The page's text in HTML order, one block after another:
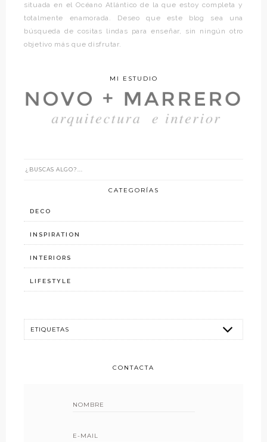
situada en el Océano Atlántico de la que estoy completa y
totalmente enamorada. Deseo que este blog sea una
búsqueda de cositas lindas para enseñar, sin ningún otro
objetivo más que disfrutar.
MI ESTUDIO
CATEGORÍAS
DECO
INSPIRATION
INTERIORS
LIFESTYLE
CONTACTA